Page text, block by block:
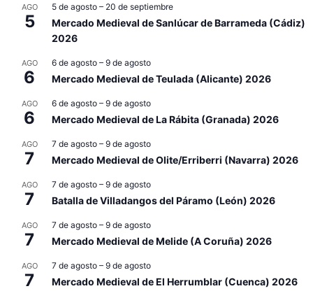
AGO
5
5 de agosto – 20 de septiembre
Mercado Medieval de Sanlúcar de Barrameda (Cádiz)
2026
AGO
6
6 de agosto – 9 de agosto
Mercado Medieval de Teulada (Alicante) 2026
AGO
6
6 de agosto – 9 de agosto
Mercado Medieval de La Rábita (Granada) 2026
AGO
7
7 de agosto – 9 de agosto
Mercado Medieval de Olite/Erriberri (Navarra) 2026
AGO
7
7 de agosto – 9 de agosto
Batalla de Villadangos del Páramo (León) 2026
AGO
7
7 de agosto – 9 de agosto
Mercado Medieval de Melide (A Coruña) 2026
AGO
7
7 de agosto – 9 de agosto
Mercado Medieval de El Herrumblar (Cuenca) 2026